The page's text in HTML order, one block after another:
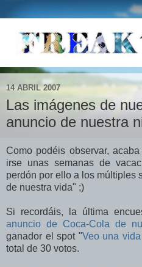
14 ABRIL 2007
Las imágenes de
anuncio de nuestra
Como podéis observar,
irse unas semanas de
perdón por ello a los múltiples
de nuestra vida" ;)
Si recordáis, la última
anuncio de Coca-Cola de
ganador el spot "Veo una
total de 30 votos.